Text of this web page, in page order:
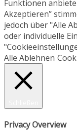
Funktionen
Akzeptieren”
jedoch über "Alle
oder individuelle
Alle Ablehnen
Privacy Overview